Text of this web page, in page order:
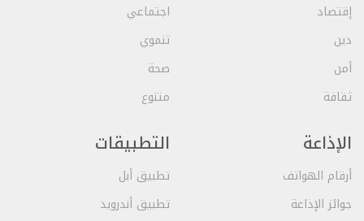
إقتصاد
دين
أمن
ثقافة
اجتماعي
تنموي
صحة
متنوع
الإذاعة
أرقام الهواتف
جوائز الإذاعة
التطبيقات
تطبيق أبل
تطبيق أندرويد